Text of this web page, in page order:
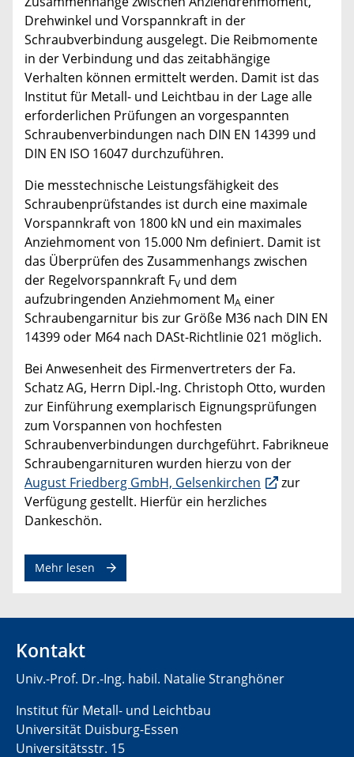
Drehwinkel und Vorspannkraft in der
Schraubverbindung ausgelegt. Die Reibmomente
in der Verbindung und das zeitabhängige
Verhalten können ermittelt werden. Damit ist das
Institut für Metall- und Leichtbau in der Lage alle
erforderlichen Prüfungen an vorgespannten
Schraubenverbindungen nach DIN EN 14399 und
DIN EN ISO 16047 durchzuführen.
Die messtechnische Leistungsfähigkeit des
Schraubenprüfstandes ist durch eine maximale
Vorspannkraft von 1800 kN und ein maximales
Anziehmoment von 15.000 Nm definiert. Damit ist
das Überprüfen des Zusammenhangs zwischen
der Regelvorspannkraft FV und dem
aufzubringenden Anziehmoment MA einer
Schraubengarnitur bis zur Größe M36 nach DIN EN
14399 oder M64 nach DASt-Richtlinie 021 möglich.
Bei Anwesenheit des Firmenvertreters der Fa.
Schatz AG, Herrn Dipl.-Ing. Christoph Otto, wurden
zur Einführung exemplarisch Eignungsprüfungen
zum Vorspannen von hochfesten
Schraubenverbindungen durchgeführt. Fabrikneue
Schraubengarnituren wurden hierzu von der
August Friedberg GmbH, Gelsenkirchen
zur
Verfügung gestellt. Hierfür ein herzliches
Dankeschön.
Mehr lesen
Kontakt
Univ.-Prof. Dr.-Ing. habil. Natalie Stranghöner
Institut für Metall- und Leichtbau
Universität Duisburg-Essen
Universitätsstr. 15